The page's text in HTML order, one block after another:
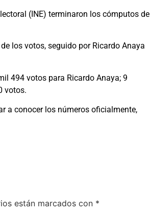
(INE) terminaron los cómputos de
los votos, seguido por Ricardo Anaya
494 votos para Ricardo Anaya; 9
votos.
a conocer los números oficialmente,
están marcados con *